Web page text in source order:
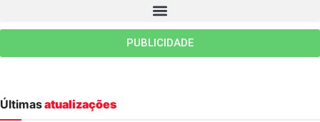
PUBLICIDADE
Últimasatualizações